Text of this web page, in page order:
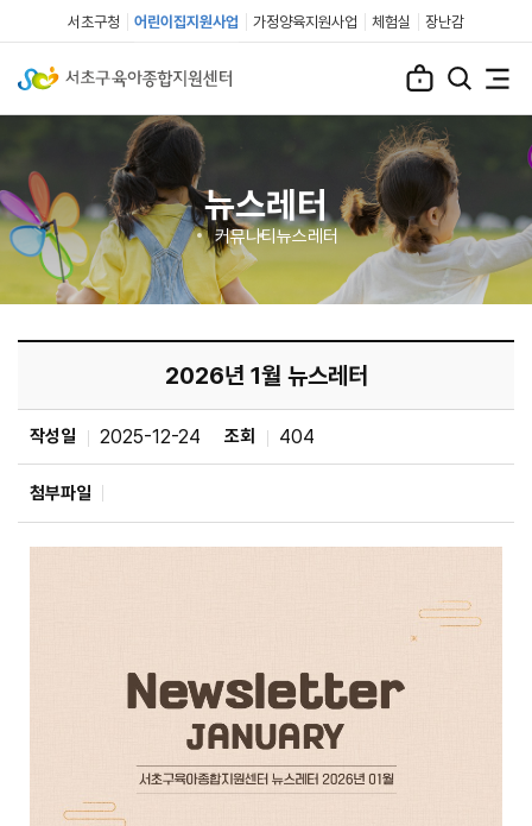
서초구청 어린이집지원사업 가정양육지원사업 체험실 장난감
뉴스레터
커뮤니티뉴스레터
2026년 1월 뉴스레터
작성일 2025-12-24 조회 404
첨부파일